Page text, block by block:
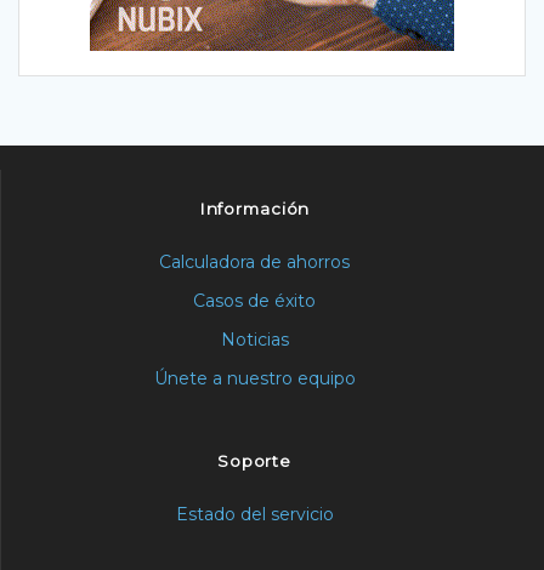
Información
Calculadora de ahorros
Casos de éxito
Noticias
Únete a nuestro equipo
Soporte
Estado del servicio